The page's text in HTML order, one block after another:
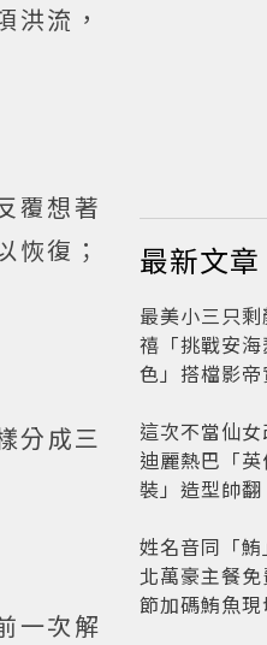
洪流，
覆想著
恢復；
分成三
一次解
最新文章
最美小三只
禧「挑戰安
色」搭檔影
這次不當仙女
迪麗熱巴「
裝」造型帥
姓名音同「
北萬豪主餐
節加碼鮪魚現